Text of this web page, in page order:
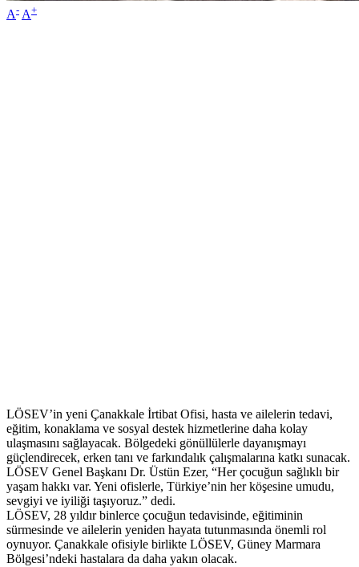
A- A+
LÖSEV’in yeni Çanakkale İrtibat Ofisi, hasta ve ailelerin tedavi,
eğitim, konaklama ve sosyal destek hizmetlerine daha kolay
ulaşmasını sağlayacak. Bölgedeki gönüllülerle dayanışmayı
güçlendirecek, erken tanı ve farkındalık çalışmalarına katkı sunacak.
LÖSEV Genel Başkanı Dr. Üstün Ezer, “Her çocuğun sağlıklı bir
yaşam hakkı var. Yeni ofislerle, Türkiye’nin her köşesine umudu,
sevgiyi ve iyiliği taşıyoruz.” dedi.
LÖSEV, 28 yıldır binlerce çocuğun tedavisinde, eğitiminin
sürmesinde ve ailelerin yeniden hayata tutunmasında önemli rol
oynuyor. Çanakkale ofisiyle birlikte LÖSEV, Güney Marmara
Bölgesi’ndeki hastalara da daha yakın olacak.